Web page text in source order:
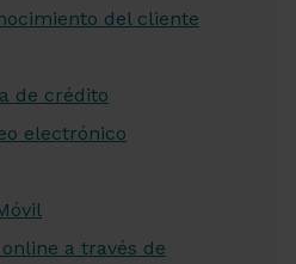
del cliente
de crédito
electrónico
a través de